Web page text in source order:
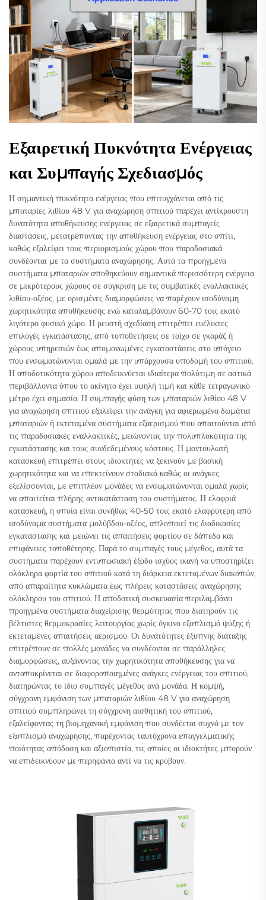
Εξαιρετική Πυκνότητα Ενέργειας
και Συμπαγής Σχεδιασμός
Η σημαντική πυκνότητα ενέργειας που επιτυγχάνεται από τις
μπαταρίες λιθίου 48 V για αναχώρηση σπιτιού παρέχει αντίκρουστη
δυνατότητα αποθήκευσης ενέργειας σε εξαιρετικά συμπαγείς
διαστάσεις, μετατρέποντας την αποθήκευση ενέργειας στο σπίτι,
καθώς εξαλείφει τους περιορισμούς χώρου που παραδοσιακά
συνδέονται με τα συστήματα αναχώρησης. Αυτά τα προηγμένα
συστήματα μπαταριών αποθηκεύουν σημαντικά περισσότερη ενέργεια
σε μικρότερους χώρους σε σύγκριση με τις συμβατικές εναλλακτικές
λιθίου-οξέος, με ορισμένες διαμορφώσεις να παρέχουν ισοδύναμη
χωρητικότητα αποθήκευσης ενώ καταλαμβάνουν 60-70 τοις εκατό
λιγότερο φυσικό χώρο. Η ρευστή σχεδίαση επιτρέπει ευέλικτες
επιλογές εγκατάστασης, από τοποθετήσεις σε τοίχο σε γκαράζ ή
χώρους υπηρεσιών έως απομονωμένες εγκαταστάσεις στο υπόγειο
που ενσωματώνονται ομαλά με την υπάρχουσα υποδομή του σπιτιού.
Η αποδοτικότητα χώρου αποδεικνύεται ιδιαίτερα πολύτιμη σε αστικά
περιβάλλοντα όπου το ακίνητο έχει υψηλή τιμή και κάθε τετραγωνικό
μέτρο έχει σημασία. Η συμπαγής φύση των μπαταριών λιθίου 48 V
για αναχώρηση σπιτιού εξαλείφει την ανάγκη για αφιερωμένα δωμάτια
μπαταριών ή εκτεταμένα συστήματα εξαερισμού που απαιτούνται από
τις παραδοσιακές εναλλακτικές, μειώνοντας την πολυπλοκότητα της
εγκατάστασης και τους συνδεδεμένους κόστους. Η μοντουλωτή
κατασκευή επιτρέπει στους ιδιοκτήτες να ξεκινούν με βασική
χωρητικότητα και να επεκτείνουν σταδιακά καθώς οι ανάγκες
εξελίσσονται, με επιπλέον μονάδες να ενσωματώνονται ομαλά χωρίς
να απαιτείται πλήρης αντικατάσταση του συστήματος. Η ελαφριά
κατασκευή, η οποία είναι συνήθως 40-50 τοις εκατό ελαφρύτερη από
ισοδύναμα συστήματα μολύβδου-οξέος, απλοποιεί τις διαδικασίες
εγκατάστασης και μειώνει τις απαιτήσεις φορτίου σε δάπεδα και
επιφάνειες τοποθέτησης. Παρά το συμπαγές τους μέγεθος, αυτά τα
συστήματα παρέχουν εντυπωσιακή έξοδο ισχύος ικανή να υποστηρίζει
ολόκληρα φορτία του σπιτιού κατά τη διάρκεια εκτεταμένων διακοπών,
από απαραίτητα κυκλώματα έως πλήρεις καταστάσεις αναχώρησης
ολόκληρου του σπιτιού. Η αποδοτική συσκευασία περιλαμβάνει
προηγμένα συστήματα διαχείρισης θερμότητας που διατηρούν τις
βέλτιστες θερμοκρασίες λειτουργίας χωρίς όγκινο εξοπλισμό ψύξης ή
εκτεταμένες απαιτήσεις αερισμού. Οι δυνατότητες έξυπνης διάταξης
επιτρέπουν σε πολλές μονάδες να συνδέονται σε παράλληλες
διαμορφώσεις, αυξάνοντας την χωρητικότητα αποθήκευσης για να
ανταποκρίνεται σε διαφοροποιημένες ανάγκες ενέργειας του σπιτιού,
διατηρώντας το ίδιο συμπαγές μέγεθος ανά μονάδα. Η κομψή,
σύγχρονη εμφάνιση των μπαταριών λιθίου 48 V για αναχώρηση
σπιτιού συμπληρώνει τη σύγχρονη αισθητική του σπιτιού,
εξαλείφοντας τη βιομηχανική εμφάνιση που συνδέεται συχνά με τον
εξοπλισμό αναχώρησης, παρέχοντας ταυτόχρονα επαγγελματικής
ποιότητας απόδοση και αξιοπιστία, τις οποίες οι ιδιοκτήτες μπορούν
να επιδεικνύουν με περηφάνια αντί να τις κρύβουν.